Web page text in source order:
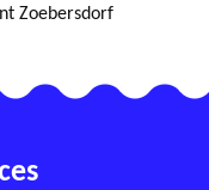
Zoebersdorf